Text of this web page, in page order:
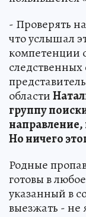
- Проверять
что услышал
компетенции
области
группу
Но ничего
Родные
готовы в
указанный в
выезжать - не